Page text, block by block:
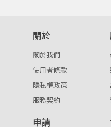
重
點擊下方「確定」將前一
確定
取消
關於
關於我們
使用者條款
隱私權政策
服務契約
申請